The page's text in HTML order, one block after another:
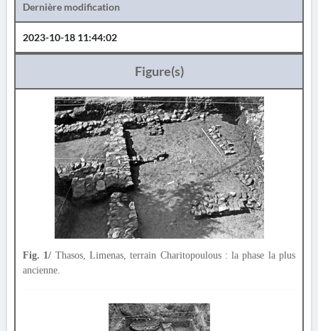
Dernière modification
2023-10-18 11:44:02
Figure(s)
Fig. 1/ Thasos, Limenas, terrain Charitopoulous : la phase la plus
ancienne.